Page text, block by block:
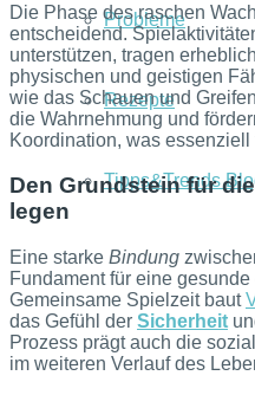
Probleme
Rezepte
Tipps&Trends
Die Phase des raschen
entscheidend.
unterstützen, tragen
physischen und geistigen
wie das Schauen und
die Wahrnehmung und
Koordination, was essenziell
Den Grundstein für
legen
Eine starke Bindung
Fundament für eine
Gemeinsame Spielzeit baut
das Gefühl der Sicherheit
Prozess prägt auch die
im weiteren Verlauf des